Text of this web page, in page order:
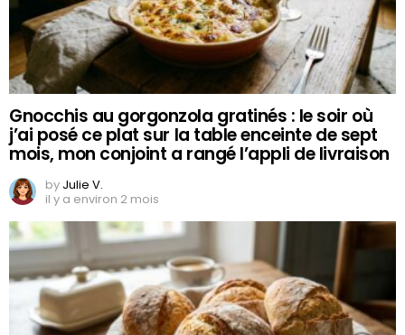
Gnocchis au gorgonzola gratinés : le soir où
j’ai posé ce plat sur la table enceinte de sept
mois, mon conjoint a rangé l’appli de livraison
by Julie V.
il y a environ 2 mois